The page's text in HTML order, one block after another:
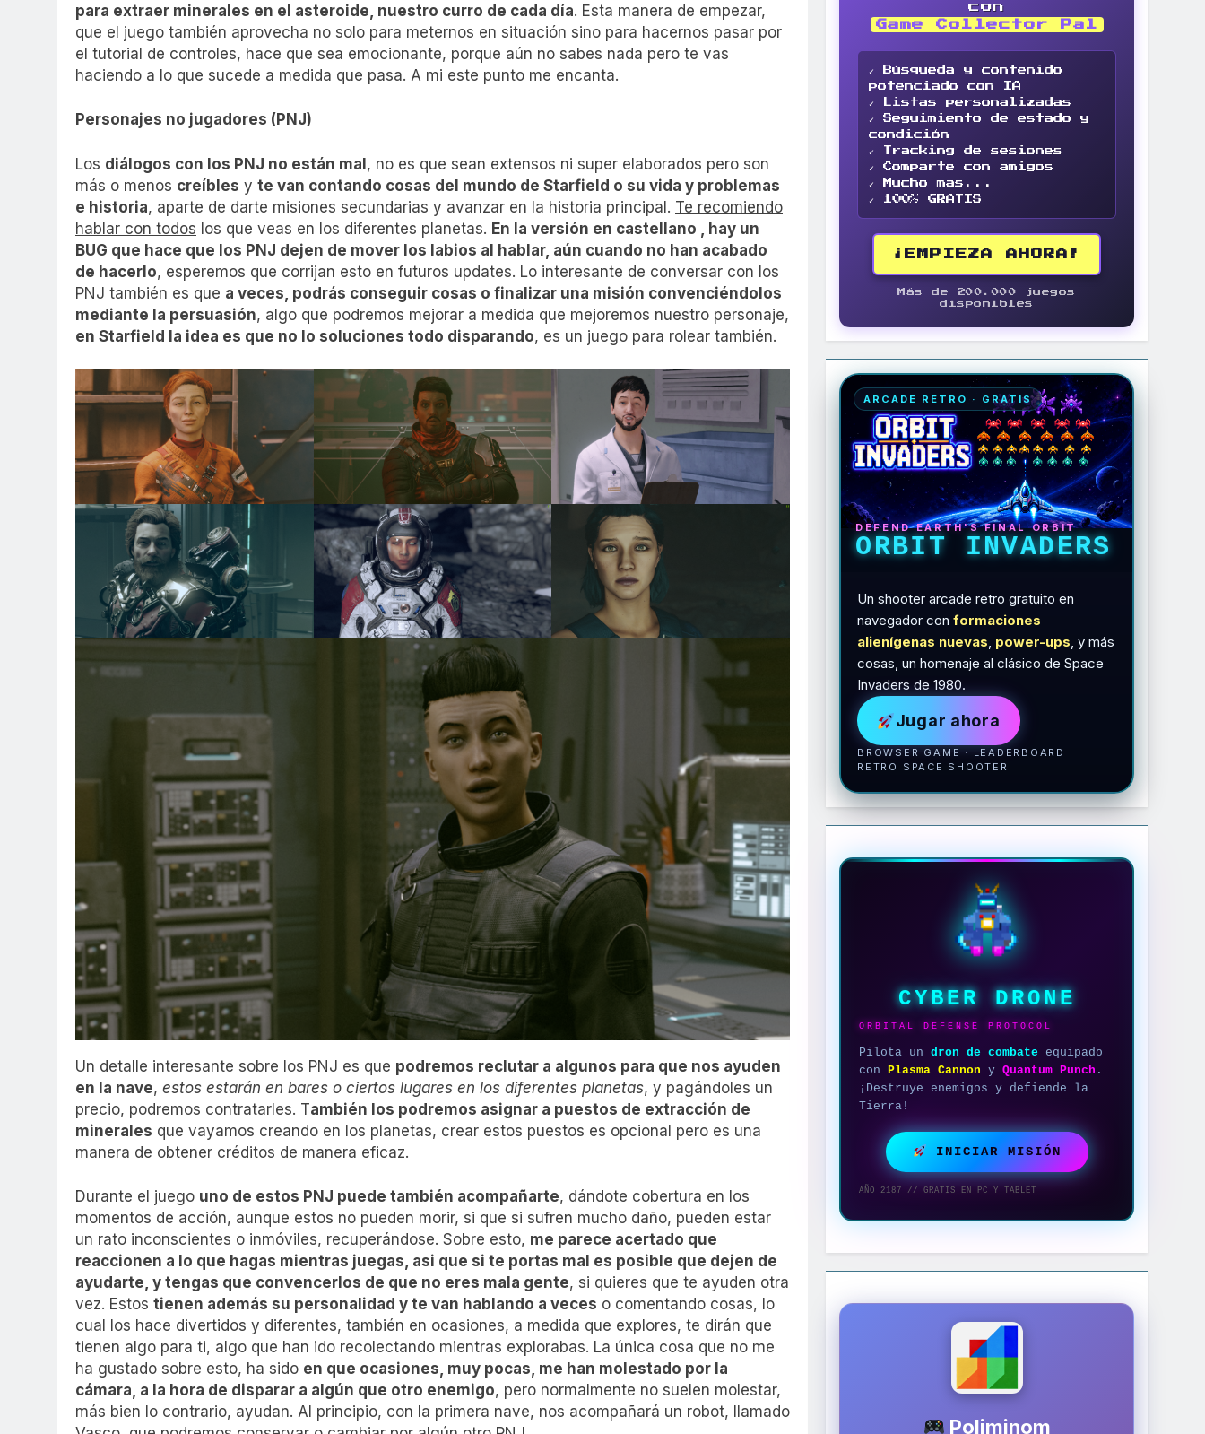
para extraer minerales en el asteroide, nuestro curro de cada día. Esta manera de empezar,
que el juego también aprovecha no solo para meternos en situación sino para hacernos pasar por
el tutorial de controles, hace que sea emocionante, porque aún no sabes nada pero te vas
haciendo a lo que sucede a medida que pasa. A mi este punto me encanta.
Personajes no jugadores (PNJ)
Los diálogos con los PNJ no están mal, no es que sean extensos ni super elaborados pero son
más o menos creíbles y te van contando cosas del mundo de Starfield o su vida y problemas
e historia, aparte de darte misiones secundarias y avanzar en la historia principal. Te recomiendo
hablar con todos los que veas en los diferentes planetas. En la versión en castellano , hay un
BUG que hace que los PNJ dejen de mover los labios al hablar, aún cuando no han acabado
de hacerlo, esperemos que corrijan esto en futuros updates. Lo interesante de conversar con los
PNJ también es que a veces, podrás conseguir cosas o finalizar una misión convenciéndolos
mediante la persuasión, algo que podremos mejorar a medida que mejoremos nuestro personaje,
en Starfield la idea es que no lo soluciones todo disparando, es un juego para rolear también.
Un detalle interesante sobre los PNJ es que podremos reclutar a algunos para que nos ayuden
en la nave, estos estarán en bares o ciertos lugares en los diferentes planetas, y pagándoles un
precio, podremos contratarles. También los podremos asignar a puestos de extracción de
minerales que vayamos creando en los planetas, crear estos puestos es opcional pero es una
manera de obtener créditos de manera eficaz.
Durante el juego uno de estos PNJ puede también acompañarte, dándote cobertura en los
momentos de acción, aunque estos no pueden morir, si que si sufren mucho daño, pueden estar
un rato inconscientes o inmóviles, recuperándose. Sobre esto, me parece acertado que
reaccionen a lo que hagas mientras juegas, asi que si te portas mal es posible que dejen de
ayudarte, y tengas que convencerlos de que no eres mala gente, si quieres que te ayuden otra
vez. Estos tienen además su personalidad y te van hablando a veces o comentando cosas, lo
cual los hace divertidos y diferentes, también en ocasiones, a medida que explores, te dirán que
tienen algo para ti, algo que han ido recolectando mientras explorabas. La única cosa que no me
ha gustado sobre esto, ha sido en que ocasiones, muy pocas, me han molestado por la
cámara, a la hora de disparar a algún que otro enemigo, pero normalmente no suelen molestar,
más bien lo contrario, ayudan. Al principio, con la primera nave, nos acompañará un robot, llamado
con
Game Collector Pal
✓ Búsqueda y contenido
potenciado con IA
✓ Listas personalizadas
✓ Seguimiento de estado y
condición
✓ Tracking de sesiones
✓ Comparte con amigos
✓ Mucho mas...
✓ 100% GRATIS
¡EMPIEZA AHORA!
Más de 200.000 juegos
disponibles
ARCADE RETRO · GRATIS
DEFEND EARTH'S FINAL ORBIT
ORBIT INVADERS
Un shooter arcade retro gratuito en
navegador conformaciones
alienígenas nuevas, power-ups, y más
cosas, un homenaje al clásico de Space
Invaders de 1980.
Jugar ahora
BROWSER GAME · LEADERBOARD ·
RETRO SPACE SHOOTER
CYBER DRONE
ORBITAL DEFENSE PROTOCOL
Pilota undron de combate equipado
conPlasma Cannon yQuantum Punch .
¡Destruye enemigos y defiende la
Tierra!
INICIAR MISIÓN
AÑO 2187 // GRATIS EN PC Y TABLET
Poliminom